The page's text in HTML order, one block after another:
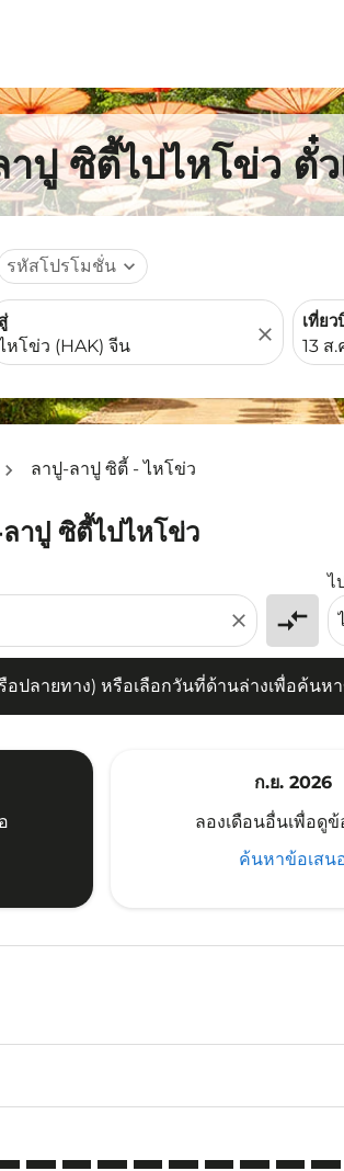
ปู ซิตี้ไปไหโข่ว ตั๋
รหัสโปรโมชั่น expand_more
สู่
close
เที่ย
fc-
13 ส
ลาปู-ลาปู ซิตี้ - ไหโข่ว
าปู ซิตี้ไปไหโข่ว
close compare_arrows
ไ
ปลายทาง) หรือเลือกวันที่ด้านล่างเพื่อค้นห
ายทาง) หรือเลือกวันที่ด้านล่างเพื่อค้นหาข้
ก.ย. 2026
ลองเดือนอื่นเพื่อดูข้
ค้นหาข้อเสน